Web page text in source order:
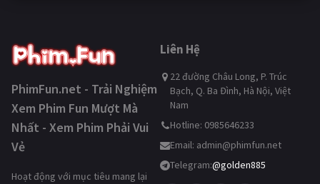
PhimFun.net - Trải Nghiệm
Xem Phim Fun Mượt Mà
Nhất - Xem Phim Phải Vui
Vẻ
Hoạt động với mục tiêu mang lại
Liên Hệ
22 đường Châu Long, P. Trúc
Bạch, Q. Ba Đình, Hà Nội, Việt
Nam
Hotline: 0985646233
Email: admin@phimfun.net
Telegram:@golden885